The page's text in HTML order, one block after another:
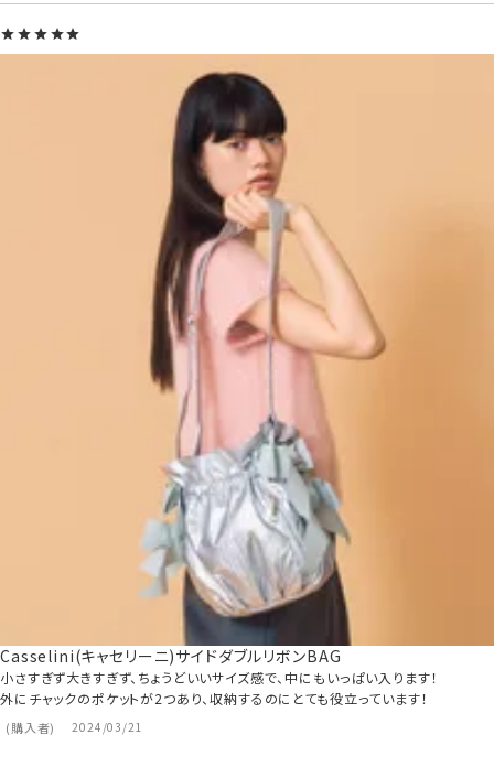
Casselini(キャセリーニ)サイドダブルリボンBAG
購入者 2024/03/21
小さすぎず大きすぎず、ちょうどいいサイズ感で、中にもいっぱい入ります！